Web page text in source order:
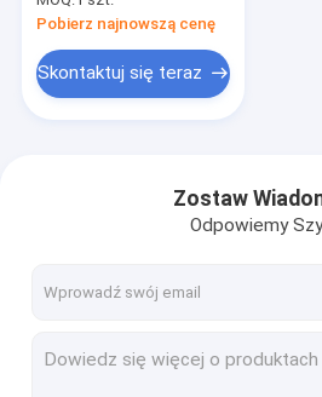
IP65 PCAP
Pobierz najnowszą cenę
Skontaktuj się teraz
Zostaw
Odpowiemy